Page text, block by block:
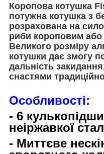
Коропова котушка
потужна котушка з
розрахована на
риби короповим
Великого розміру
котушки дає змогу
дальність
снастями
Особливості:
- 6
неіржавкої
- Миттєве